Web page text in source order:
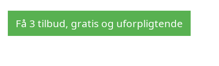
Få 3 tilbud, gratis og uforpligtende